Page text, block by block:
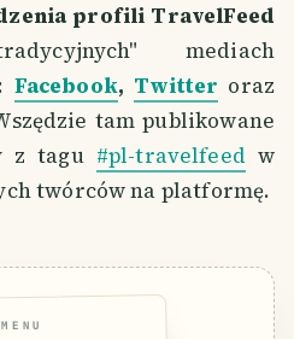
profili TravelFeed
mediach
Facebook, Twitter oraz
tam publikowane
z tagu #pl-travelfeed w
twórców na platformę.
MENU